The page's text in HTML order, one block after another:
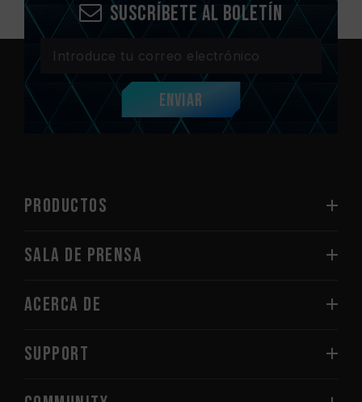
Suscríbete al boletín
Enviar
PRODUCTOS
Sala de prensa
Acerca de
SUPPORT